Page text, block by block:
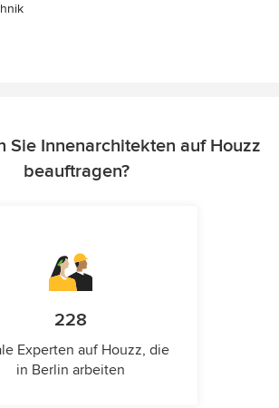
Sie Innenarchitekten auf Houzz
beauftragen?
228
Experten auf Houzz, die
in Berlin arbeiten